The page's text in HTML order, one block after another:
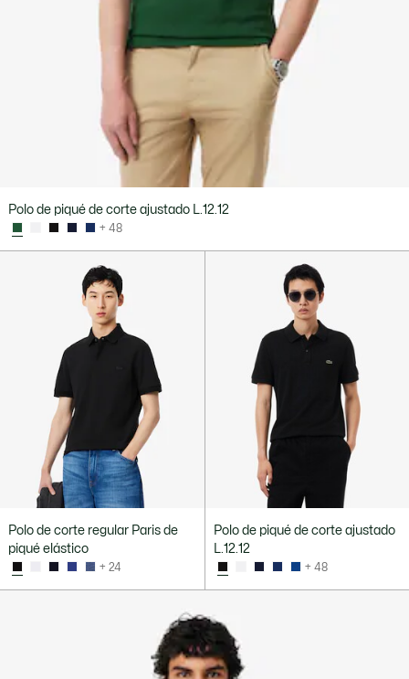
Polo de piqué de corte ajustado L.12.12
+ 48
Polo de corte regular Paris de
piqué elástico
+ 24
Polo de piqué de corte ajustado
L.12.12
+ 48